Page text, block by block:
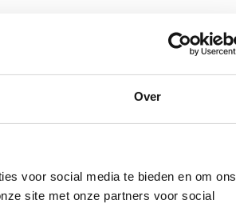
Over
voor social media te bieden en om ons
site met onze partners voor social